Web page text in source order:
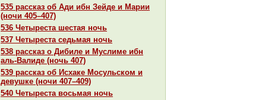
535 paссказ об Ади ибн Зейде и Марии
(ночи 405–407)
536 Четыреста шестая ночь
537 Четыреста седьмая ночь
538 paссказ о Дибиле и Муслиме ибн
аль-Валиде (ночь 407)
539 paссказ об Исхаке Мосульскoм и
девушке (ночи 407–409)
540 Четыреста восьмая ночь